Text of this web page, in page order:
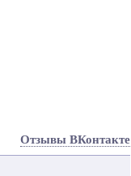
Отзывы ВКонтакте